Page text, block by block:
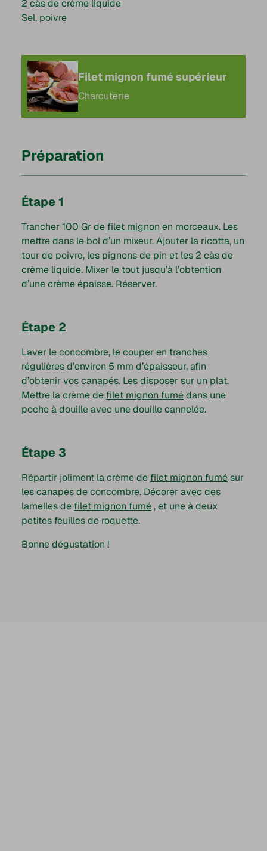
2 càs de crème liquide
Sel, poivre
Filet mignon fumé supérieur
Charcuterie
Préparation
Étape 1
Trancher 100 Gr de filet mignon en morceaux. Les
mettre dans le bol d’un mixeur. Ajouter la ricotta, un
tour de poivre, les pignons de pin et les 2 càs de
crème liquide. Mixer le tout jusqu’à l’obtention
d’une crème épaisse. Réserver.
Étape 2
Laver le concombre, le couper en tranches
régulières d’environ 5 mm d’épaisseur, afin
d’obtenir vos canapés. Les disposer sur un plat.
Mettre la crème de filet mignon fumédans une
poche à douille avec une douille cannelée.
Étape 3
Répartir joliment la crème de filet mignon fumésur
les canapés de concombre. Décorer avec des
lamelles de filet mignon fumé, et une à deux
petites feuilles de roquette.
Bonne dégustation !